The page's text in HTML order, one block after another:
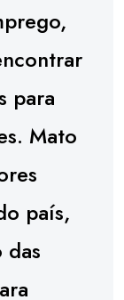
para
Mato
país,